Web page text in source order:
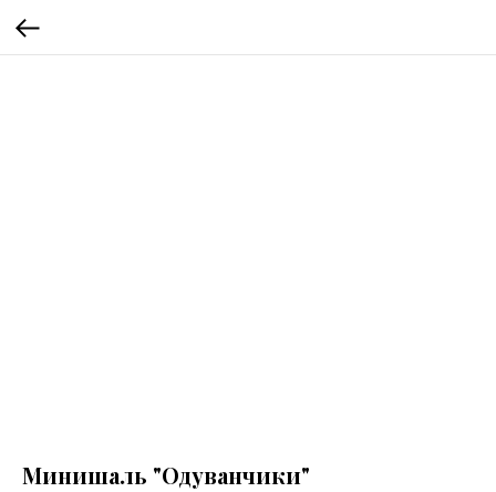
Минишаль "Одуванчики"